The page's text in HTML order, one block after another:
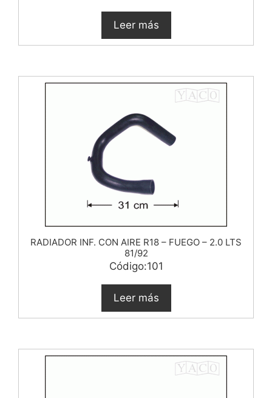
Leer más
RADIADOR INF. CON AIRE R18 – FUEGO – 2.0 LTS
81/92
Código:101
Leer más